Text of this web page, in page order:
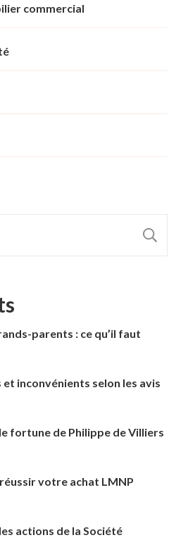
commercial
parents : ce qu’il faut
et inconvénients selon les avis
fortune de Philippe de Villiers
votre achat LMNP
actions de la Société